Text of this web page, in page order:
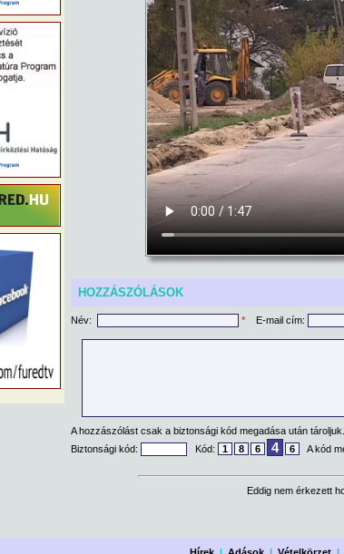
HOZZÁSZÓLÁSOK
Név: * E-mail cím:
A hozzászólást csak a biztonsági kód megadása után tároljuk.
Biztonsági kód:
Kód: 1 8 6 4 6 A kód
Eddig nem érkezett